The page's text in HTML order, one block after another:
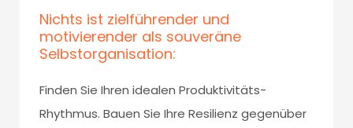
Nichts ist zielführender und
motivierender als souveräne
Selbstorganisation:
Finden Sie Ihren idealen Produktivitäts-
Rhythmus. Bauen Sie Ihre Resilienz gegenüber